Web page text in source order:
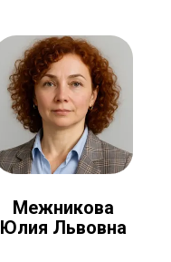
Межникова
Юлия Львовна